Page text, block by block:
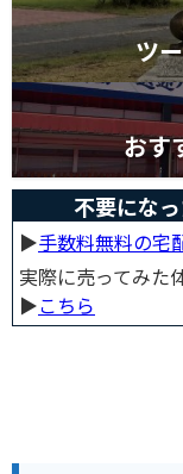
ツ
おす
不要にな
▶︎手数料無料の宅
実際に売ってみた
▶︎こちら